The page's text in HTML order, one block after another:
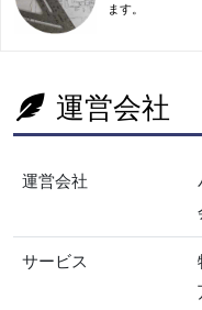
ます。
運営会社
運営会社
サービス